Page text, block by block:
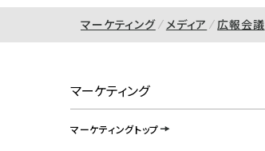
マーケティング メディア 広報会議
マーケティング
マーケティングトップ